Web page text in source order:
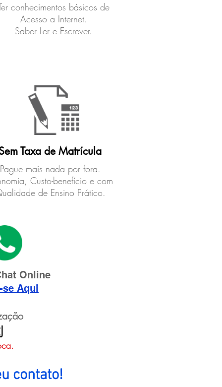
conhecimentos básicos de
Acesso a Internet.
Saber Ler e Escrever.
Taxa de Matrícula
Pague mais nada por fora.
Custo-benefício e com
de Ensino Prático.
Online
se Aqui
contato!